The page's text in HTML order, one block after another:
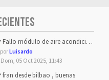
Fallo módulo de aire acondicionado
porLuisardo
Dom, 05 Oct 2025, 11:43
fran desde bilbao , buenas